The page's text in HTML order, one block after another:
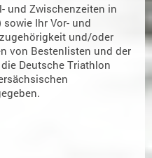
und Zwischenzeiten in
Ihr Vor- und
und/oder
von Bestenlisten und der
Deutsche Triathlon